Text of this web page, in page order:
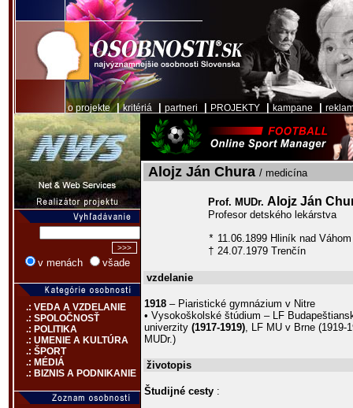
o projekte|kritériá partneri PROJEKTY kampane
v menách všade
.: VEDA A VZDELANIE
.: SPOLOČNOSŤ
.: POLITIKA
.: UMENIE A KULTÚRA
.: ŠPORT
.: MÉDIÁ
.: BIZNIS A PODNIKANIE
Alojz Ján Chura / medicína
Prof. MUDr. Alojz Ján
Profesor detského lekárstva
* 11.06.1899 Hliník nad Váhom
† 24.07.1979 Trenčín
vzdelanie
1918 – Piaristické gymnázium v Nitre
• Vysokoškolské štúdium – LF
univerzity (1917-1919), LF MU v Brne (1919-
MUDr.)
životopis
Študijné cesty :